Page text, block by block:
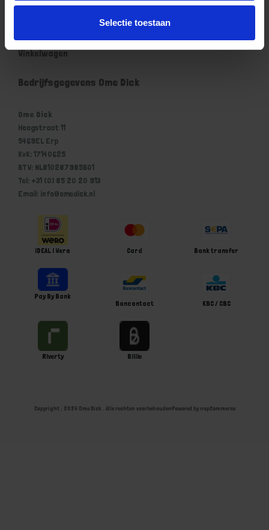
Selectie toestaan
Mijn account
Winkelwagen
Bedrijfsgegevens Ome Dick
Ome Dick
Hoogstraat 11
5469EL Erp
KvK: 17140625
BTW: NL810287985B01
Tel: +31 (0) 85 20 20 913
Email: info@omedick.nl
iDEAL | Wero Card Bank transfer
Pay By Bank
Bancontact
KBC / CBC
Riverty Billie
Copyright ; 2026 Ome Dick . Alle rechten voorbehoudenPowered by nopCommerce